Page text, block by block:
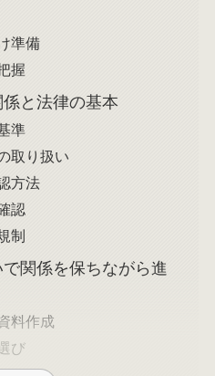
準備
握
と法律の基本
準
取り扱い
方法
認
制
関係を保ちながら進
料作成
び